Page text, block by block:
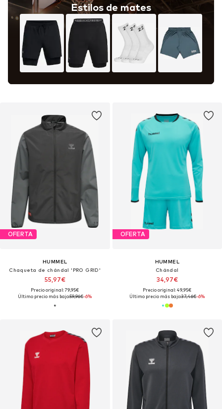
Estilos de mates
OFERTA
HUMMEL
Chaqueta de chándal 'PRO GRID'
55,97€
Precio original: 79,95€
Último precio más bajo:59,96€-6%
OFERTA
HUMMEL
Chándal
34,97€
Precio original: 49,95€
Último precio más bajo:37,46€-6%